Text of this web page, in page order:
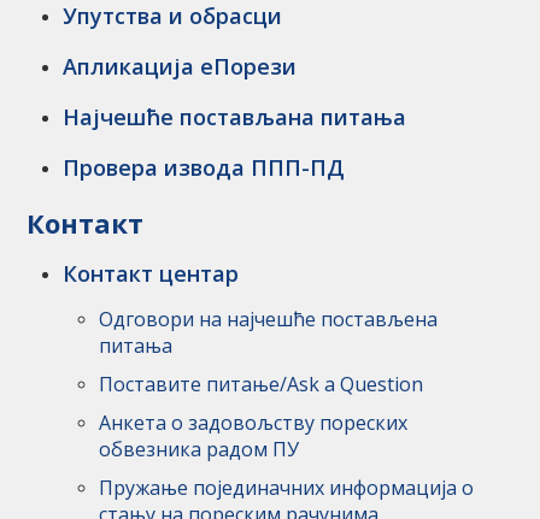
Упутства и обрасци
Апликација еПорези
Најчешће постављана питања
Провера извода ППП-ПД
Контакт
Контакт центар
Одговори на најчешће постављена
питања
Поставите питање/Ask a Question
Анкета о задовољству пореских
обвезника радом ПУ
Пружање појединачних информација о